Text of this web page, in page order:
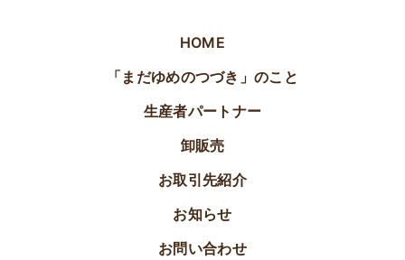
HOME
「まだゆめのつづき」のこと
生産者パートナー
卸販売
お取引先紹介
お知らせ
お問い合わせ